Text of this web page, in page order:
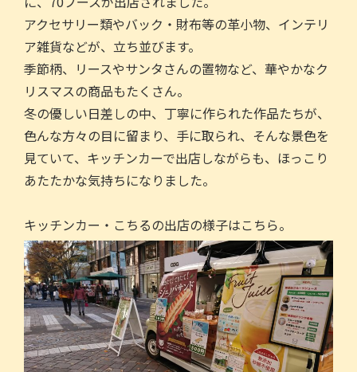
アクセサリー類やバック・財布等の革小物、インテリ
ア雑貨などが、立ち並びます。
季節柄、リースやサンタさんの置物など、華やかなク
リスマスの商品もたくさん。
冬の優しい日差しの中、丁寧に作られた作品たちが、
色んな方々の目に留まり、手に取られ、そんな景色を
見ていて、キッチンカーで出店しながらも、ほっこり
あたたかな気持ちになりました。
キッチンカー・こちるの出店の様子はこちら。